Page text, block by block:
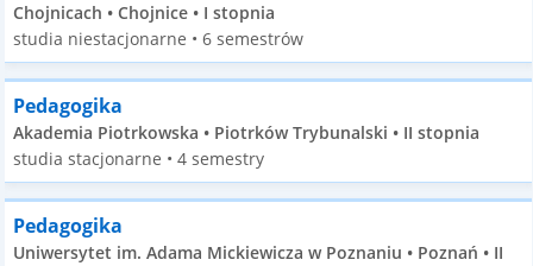
Chojnicach • Chojnice • I stopnia
studia niestacjonarne • 6 semestrów
Pedagogika
Akademia Piotrkowska • Piotrków Trybunalski • II stopnia
studia stacjonarne • 4 semestry
Pedagogika
Uniwersytet im. Adama Mickiewicza w Poznaniu • Poznań • II